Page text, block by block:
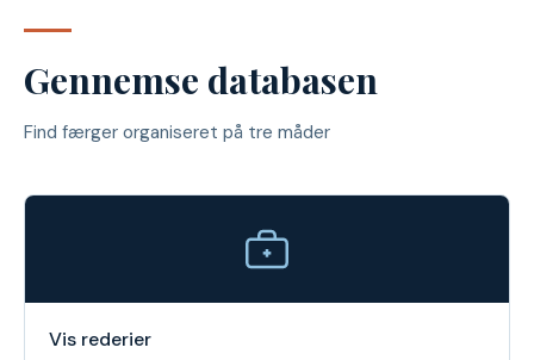
Gennemse databasen
Find færger organiseret på tre måder
Vis rederier